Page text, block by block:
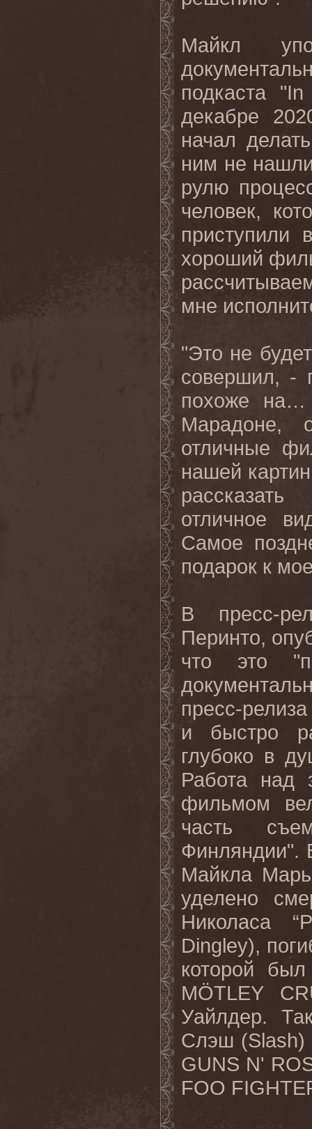
Майкл
подкаста "In
декабре
начал
ним не
рулю
человек,
приступили
хороший
мне
"Это не
совершил, -
похоже
Марадоне,
отличные
нашей
отличное
Самое
подарок к
В пресс-
Перинто,
что это
пресс-релиза
и быстро
глубоко в
Работа над
фильмом
часть
Финляндии".
Майкла
уделено
Николаса
Dingley),
которой
MÖTLEY CR
Уайлдер.
Слэш (Slash)
GUNS N'
FOO